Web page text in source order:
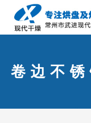
页
于
卷边不